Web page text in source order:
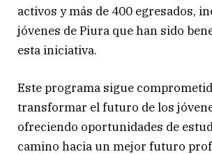
activos y más de 400 egresados,
jóvenes de Piura que han sido
esta iniciativa.
Este programa sigue
transformar el futuro de los
ofreciendo oportunidades de
camino hacia un mejor futuro